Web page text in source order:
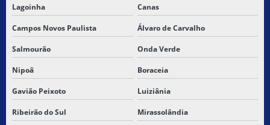
Lagoinha Canas
Campos Novos Paulista Álvaro de Carvalho
Salmourão Onda Verde
Nipoã Boraceia
Gavião Peixoto Luiziânia
Ribeirão do Sul Mirassolândia